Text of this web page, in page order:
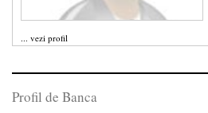
... vezi profil
Profil de Banca